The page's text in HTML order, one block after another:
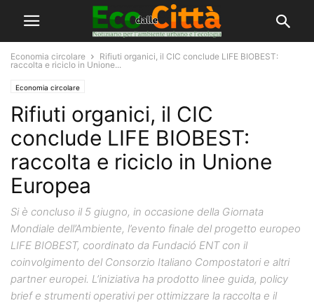
Economia circolare
Rifiuti organici, il CIC conclude LIFE BIOBEST:
raccolta e riciclo in Unione...
Economia circolare
Rifiuti organici, il CIC
conclude LIFE BIOBEST:
raccolta e riciclo in Unione
Europea
Si è concluso il 5 giugno, in occasione della Giornata
Mondiale dell’Ambiente, l’evento finale del progetto europeo
LIFE BIOBEST, coordinato da Fundació ENT con il
coinvolgimento del Consorzio Italiano Compostatori e altri
partner europei. L’iniziativa ha prodotto linee guida, policy
brief e strumenti operativi per ottimizzare la raccolta e il